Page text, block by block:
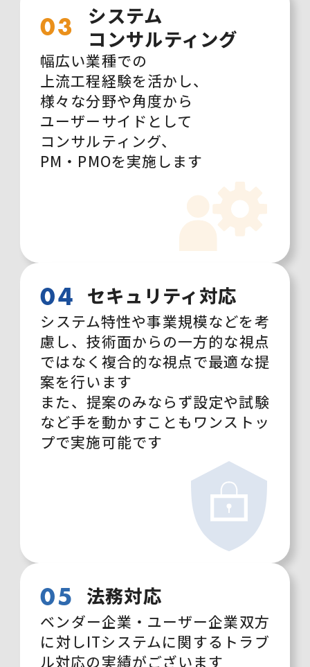
03
システム
コンサルティング
幅広い業種での
上流工程経験を活かし、
様々な分野や角度から
ユーザーサイドとして
コンサルティング、
PM・PMOを実施します
04 セキュリティ対応
システム特性や事業規模などを考
慮し、 技術面からの一方的な視点
ではなく 複合的な視点で最適な提
案を行い ます
また、提案のみならず設定や試験
など手を動かすことも ワンストッ
プで実施可能です
05 法務対応
ベンダー企業・ユーザー企業双方
に対しITシステムに関する トラブ
ル対応の実績がございます